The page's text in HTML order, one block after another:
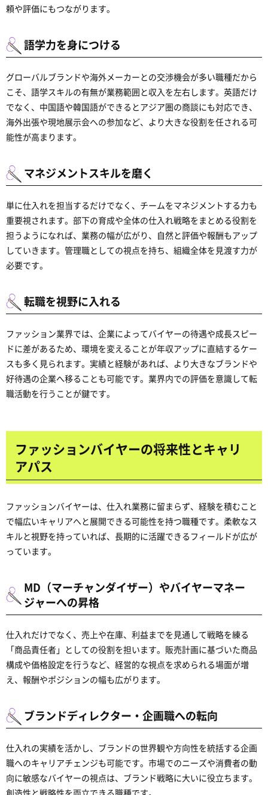
頼や評価にもつながります。
語学力を身につける
グローバルブランドや海外メーカーとの交渉機会が多い職種だから
こそ、語学スキルの有無が業務範囲と収入を左右します。英語だけ
でなく、中国語や韓国語ができるとアジア圏の商談にも対応でき、
海外出張や現地展示会への参加など、より大きな役割を任される可
能性が高まります。
マネジメントスキルを磨く
単に仕入れを担当するだけでなく、チームをマネジメントする力も
重要視されます。部下の育成や全体の仕入れ戦略をまとめる役割を
担うようになれば、業務の幅が広がり、自然と評価や報酬もアップ
していきます。管理職としての視点を持ち、組織全体を見渡す力が
必要です。
転職を視野に入れる
ファッション業界では、企業によってバイヤーの待遇や成長スピー
ドに差があるため、環境を変えることが年収アップに直結するケー
スも多く見られます。実績と経験があれば、より大きなブランドや
好待遇の企業へ移ることも可能です。業界内での評価を意識して転
職活動を行うことが鍵です。
ファッションバイヤーの将来性とキャリ
アパス
ファッションバイヤーは、仕入れ業務に留まらず、経験を積むこと
で幅広いキャリアへと展開できる可能性を持つ職種です。柔軟なス
キルと視野を持っていれば、長期的に活躍できるフィールドが広が
っています。
MD（マーチャンダイザー）やバイヤーマネー
ジャーへの昇格
仕入れだけでなく、売上や在庫、利益までを見通して戦略を練る
「商品責任者」としての役割を担います。販売計画に基づいた商品
構成や価格設定を行うなど、経営的な視点を求められる場面が増
え、報酬やポジションの幅も広がります。
ブランドディレクター・企画職への転向
仕入れの実績を活かし、ブランドの世界観や方向性を統括する企画
職へのキャリアチェンジも可能です。市場でのニーズや消費者の動
向に敏感なバイヤーの視点は、ブランド戦略に大いに役立ちます。
創造性と戦略性を両立できる職種です。